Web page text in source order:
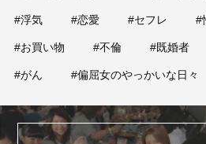
#浮気 #恋愛 #セフレ #
#お買い物 #不倫 #既婚者
#がん #偏屈女のやっかいな日々